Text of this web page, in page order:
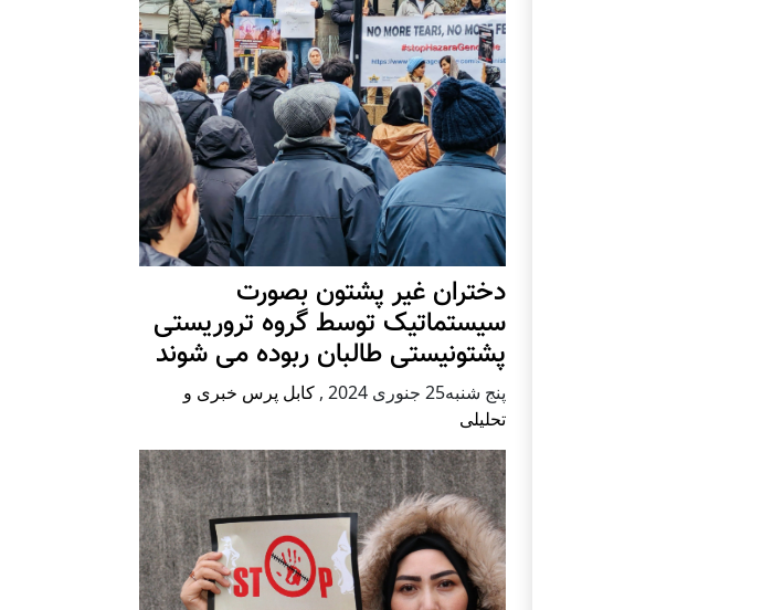
دختران غیر پشتون بصورت
سیستماتیک توسط گروه تروریستی
پشتونیستی طالبان ربوده می شوند
پنج شنبه25 جنوری 2024 , کابل پرس خبری و
تحلیلی